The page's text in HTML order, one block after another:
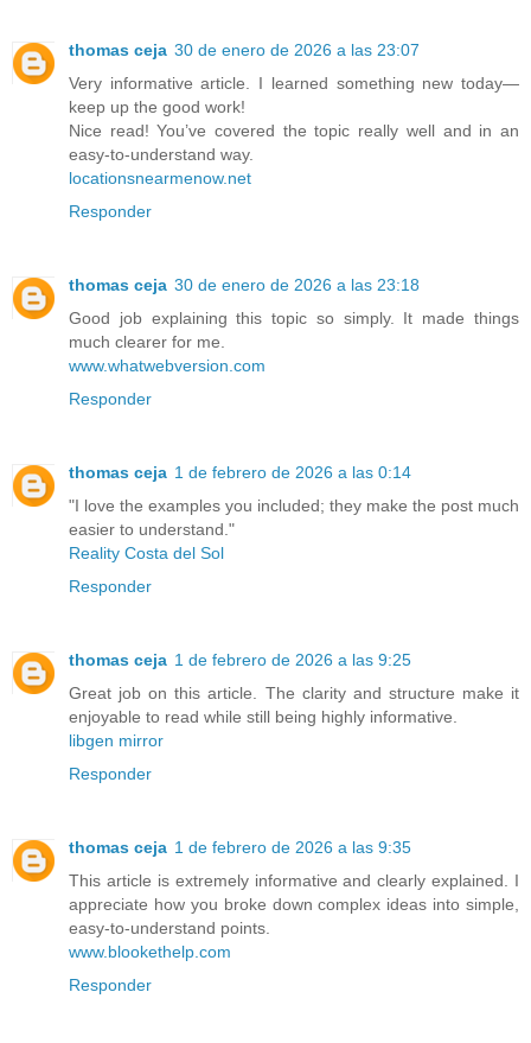
thomas ceja 30 de enero de 2026 a las 23:07
Very informative article. I learned something new today—
keep up the good work!
Nice read! You’ve covered the topic really well and in an
easy-to-understand way.
locationsnearmenow.net
Responder
thomas ceja 30 de enero de 2026 a las 23:18
Good job explaining this topic so simply. It made things
much clearer for me.
www.whatwebversion.com
Responder
thomas ceja 1 de febrero de 2026 a las 0:14
"I love the examples you included; they make the post much
easier to understand."
Reality Costa del Sol
Responder
thomas ceja 1 de febrero de 2026 a las 9:25
Great job on this article. The clarity and structure make it
enjoyable to read while still being highly informative.
libgen mirror
Responder
thomas ceja 1 de febrero de 2026 a las 9:35
This article is extremely informative and clearly explained. I
appreciate how you broke down complex ideas into simple,
easy-to-understand points.
www.blookethelp.com
Responder